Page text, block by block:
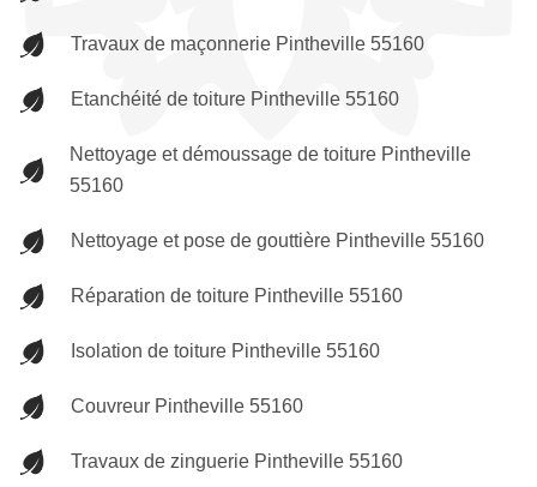
Travaux de maçonnerie Pintheville 55160
Etanchéité de toiture Pintheville 55160
Nettoyage et démoussage de toiture Pintheville
55160
Nettoyage et pose de gouttière Pintheville 55160
Réparation de toiture Pintheville 55160
Isolation de toiture Pintheville 55160
Couvreur Pintheville 55160
Travaux de zinguerie Pintheville 55160